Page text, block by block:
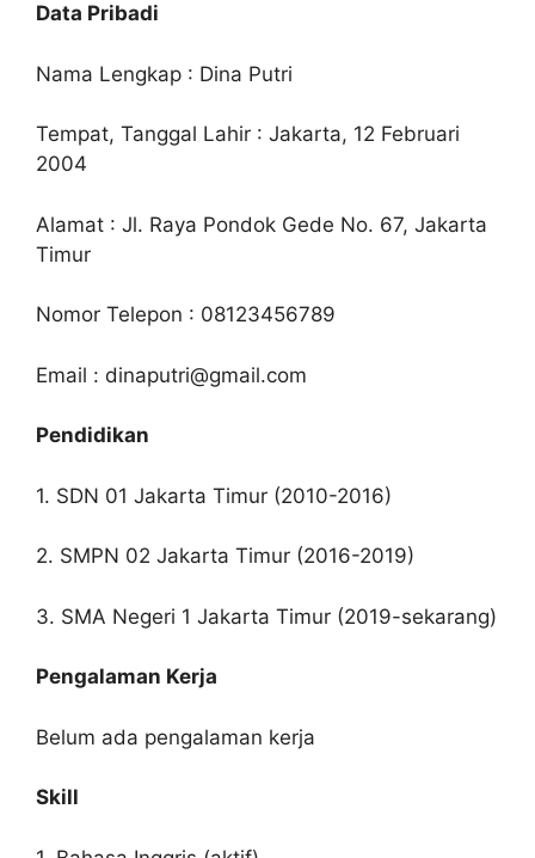
Data Pribadi
Nama Lengkap : Dina Putri
Tempat, Tanggal Lahir : Jakarta, 12 Februari
2004
Alamat : Jl. Raya Pondok Gede No. 67, Jakarta
Timur
Nomor Telepon : 08123456789
Email : dinaputri@gmail.com
Pendidikan
1. SDN 01 Jakarta Timur (2010-2016)
2. SMPN 02 Jakarta Timur (2016-2019)
3. SMA Negeri 1 Jakarta Timur (2019-sekarang)
Pengalaman Kerja
Belum ada pengalaman kerja
Skill